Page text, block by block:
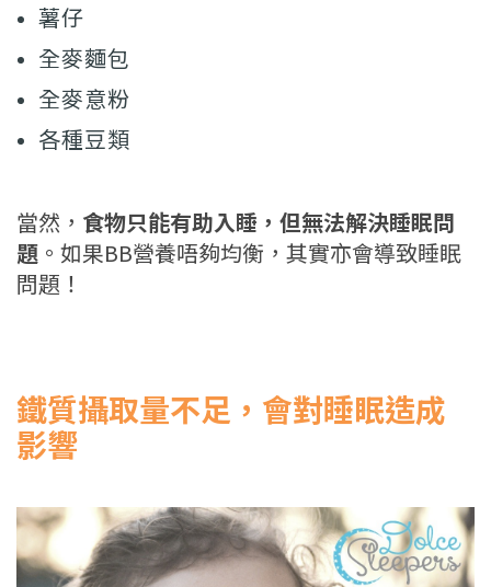
薯仔
全麥麵包
全麥意粉
各種豆類
當然， 食物只能有助入睡，但無法解決睡眠問
題 。如果BB營養唔夠均衡，其實亦會導致睡眠
問題！
鐵質攝取量不足，會對睡眠造成
影響